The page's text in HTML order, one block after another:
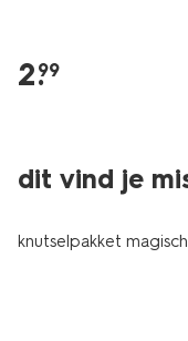
2.
99
dit vind je
knutselpakket